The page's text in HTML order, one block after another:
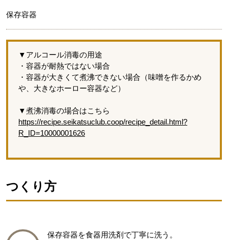
保存容器
▼アルコール消毒の用途
・容器が耐熱ではない場合
・容器が大きくて煮沸できない場合（味噌を作るかめ
や、大きなホーロー容器など）
▼煮沸消毒の場合はこちら
https://recipe.seikatsuclub.coop/recipe_detail.html?
R_ID=10000001626
つくり方
保存容器を食器用洗剤で丁寧に洗う。